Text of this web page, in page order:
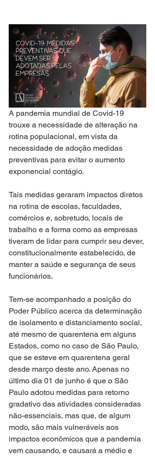
A pandemia mundial de Covid-19
trouxe a necessidade de alteração na
rotina populacional, em vista da
necessidade de adoção medidas
preventivas para evitar o aumento
exponencial contágio.
Tais medidas geraram impactos diretos
na rotina de escolas, faculdades,
comércios e, sobretudo, locais de
trabalho e a forma como as empresas
tiveram de lidar para cumprir seu dever,
constitucionalmente estabelecido, de
manter a saúde e segurança de seus
funcionários.
Tem-se acompanhado a posição do
Poder Público acerca da determinação
de isolamento e distanciamento social,
até mesmo de quarentena em alguns
Estados, como no caso de São Paulo,
que se esteve em quarentena geral
desde março deste ano. Apenas no
último dia 01 de junho é que o São
Paulo adotou medidas para retorno
gradativo das atividades consideradas
não-essenciais, mas que, de algum
modo, são mais vulneráveis aos
impactos econômicos que a pandemia
vem causando, e causará a médio e